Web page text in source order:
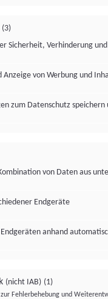
(3)
Sicherheit, Verhinderung
Anzeige von Werbung und
zum Datenschutz
von Daten aus
Endgeräte
anhand
(nicht IAB) (1)
Fehlerbehebung und